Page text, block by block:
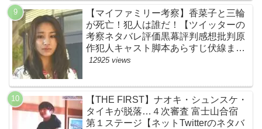
【マイファミリー考察】香菜子と三輪
が死亡！犯人は誰だ！【ツイッターの
考察ネタバレ評価黒幕評判感想批判原
作犯人キャスト脚本あらすじ伏線まと
め】
12925 views
【THE FIRST】ナオキ・シュンスケ・
タイキが脱落…４次審査 富士山合宿
第１ステージ【ネットTwitterのネタバ